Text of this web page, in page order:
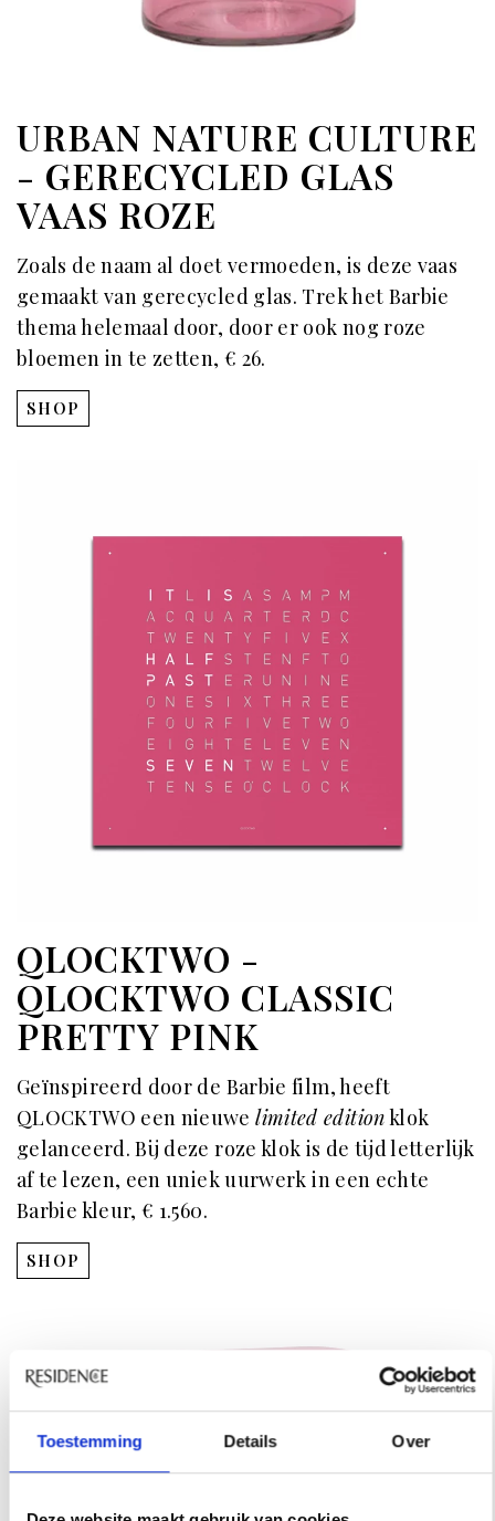
Toestemming Details Over
URBAN NATURE CULTURE
- GERECYCLED GLAS
VAAS ROZE
Zoals de naam al doet vermoeden, is deze vaas
gemaakt van gerecycled glas. Trek het Barbie
thema helemaal door, door er ook nog roze
bloemen in te zetten, € 26.
SHOP
QLOCKTWO -
QLOCKTWO CLASSIC
PRETTY PINK
Geïnspireerd door de Barbie film, heeft
QLOCKTWO een nieuwelimited editionklok
gelanceerd. Bij deze roze klok is de tijd letterlijk
af te lezen, een uniek uurwerk in een echte
Barbie kleur, € 1.560.
SHOP